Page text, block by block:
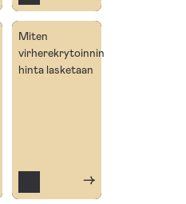
Miten
virherekrytoinnin
hinta lasketaan
→